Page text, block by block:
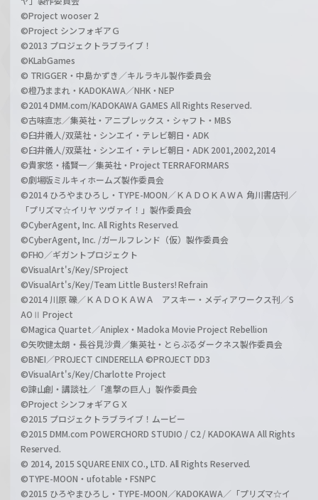
©Project wooser 2
©Project シンフォギアＧ
©2013 プロジェクトラブライブ！
©KLabGames
© TRIGGER・中島かずき／キルラキル製作委員会
©橙乃ままれ・KADOKAWA／NHK・NEP
©2014 DMM.com/KADOKAWA GAMES All Rights Reserved.
©古味直志／集英社・アニプレックス・シャフト・MBS
©臼井儀人/双葉社・シンエイ・テレビ朝日・ADK
©臼井儀人/双葉社・シンエイ・テレビ朝日・ADK 2001,2002,2014
©貴家悠・橘賢一／集英社・Project TERRAFORMARS
©劇場版ミルキィホームズ製作委員会
©2014 ひろやまひろし・TYPE-MOON／ＫＡＤＯＫＡＷＡ 角川書店刊／
「プリズマ☆イリヤ ツヴァイ！」製作委員会
©CyberAgent, Inc. All Rights Reserved.
©CyberAgent, Inc. /ガールフレンド（仮）製作委員会
©FHO／ギガントプロジェクト
©VisualArt's/Key/SProject
©VisualArt's/Key/Team Little Busters! Refrain
©2014 川原 礫／ＫＡＤＯＫＡＷＡ アスキー・メディアワークス刊／S
AOⅡ Project
©Magica Quartet／Aniplex・Madoka Movie Project Rebellion
©矢吹健太朗・長谷見沙貴／集英社・とらぶるダークネス製作委員会
©BNEI／PROJECT CINDERELLA ©PROJECT DD3
©VisualArt's/Key/Charlotte Project
©諫山創・講談社／「進撃の巨人」製作委員会
©Project シンフォギアＧＸ
©2015 プロジェクトラブライブ！ムービー
©2015 DMM.com POWERCHORD STUDIO / C2 / KADOKAWA All Rights
Reserved.
© 2014, 2015 SQUARE ENIX CO., LTD. All Rights Reserved.
©TYPE-MOON・ufotable・FSNPC
©2015 ひろやまひろし・TYPE-MOON／KADOKAWA／「プリズマ☆イ